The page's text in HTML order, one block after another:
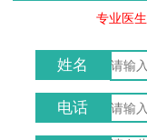
专业医生
姓名
电话